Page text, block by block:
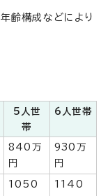
齢構成などにより
5人世
帯
6人世帯
840万
円
930万
円
1050
1140